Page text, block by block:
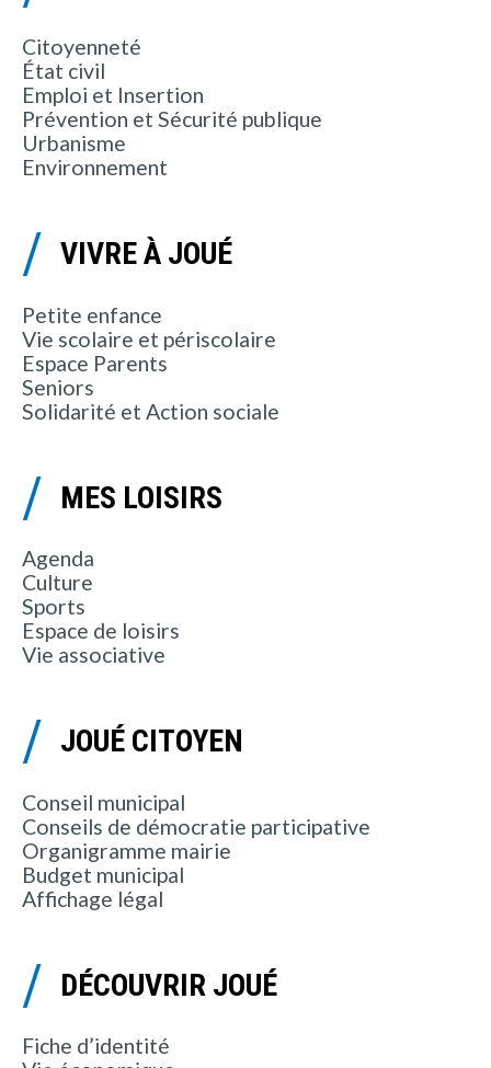
Citoyenneté
État civil
Emploi et Insertion
Prévention et Sécurité publique
Urbanisme
Environnement
VIVRE À JOUÉ
Petite enfance
Vie scolaire et périscolaire
Espace Parents
Seniors
Solidarité et Action sociale
MES LOISIRS
Agenda
Culture
Sports
Espace de loisirs
Vie associative
JOUÉ CITOYEN
Conseil municipal
Conseils de démocratie participative
Organigramme mairie
Budget municipal
Affichage légal
DÉCOUVRIR JOUÉ
Fiche d’identité